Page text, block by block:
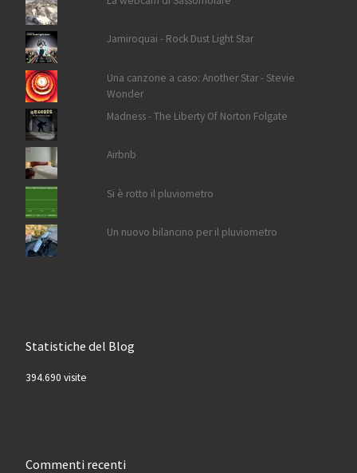
Jamiroquai - Rock Dust Light Star
Una canzone a caso: Another Star - Stevie
Wonder
Madness - The Liberty Of Norton Folgate
Airbnb
Si è rotto il pluviometro
Un nuovo bilancino per il pluviometro
Statistiche del Blog
394.690 visite
Commenti recenti